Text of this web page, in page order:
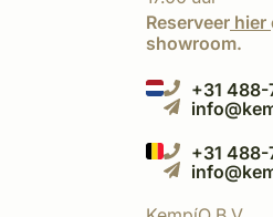
Reserveer hier
showroom.
+31 488-
+31 488-